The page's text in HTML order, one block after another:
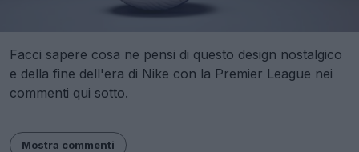
Facci sapere cosa ne pensi di questo design nostalgico
e della fine dell'era di Nike con la Premier League nei
commenti qui sotto.
Mostra commenti